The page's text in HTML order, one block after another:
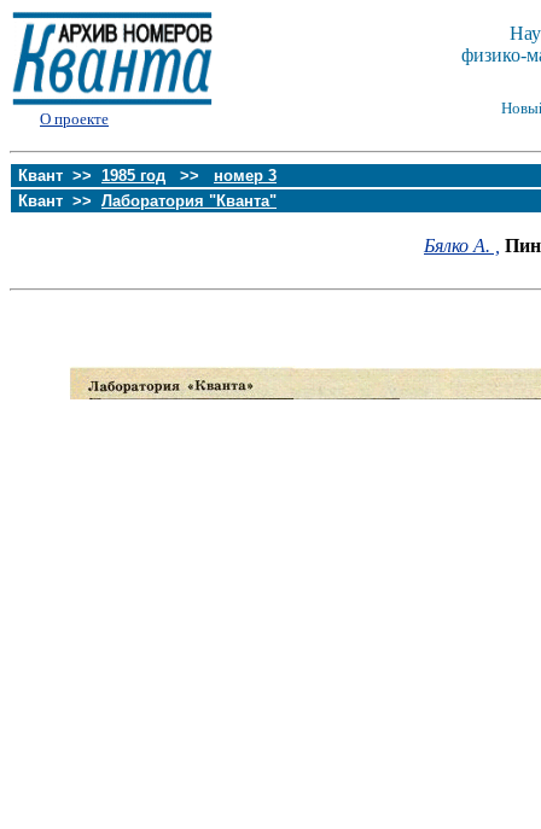
О проекте
физико-
Квант >> 1985 год >> номер 3
Квант >> Лаборатория "Кванта"
Бялко А. ,